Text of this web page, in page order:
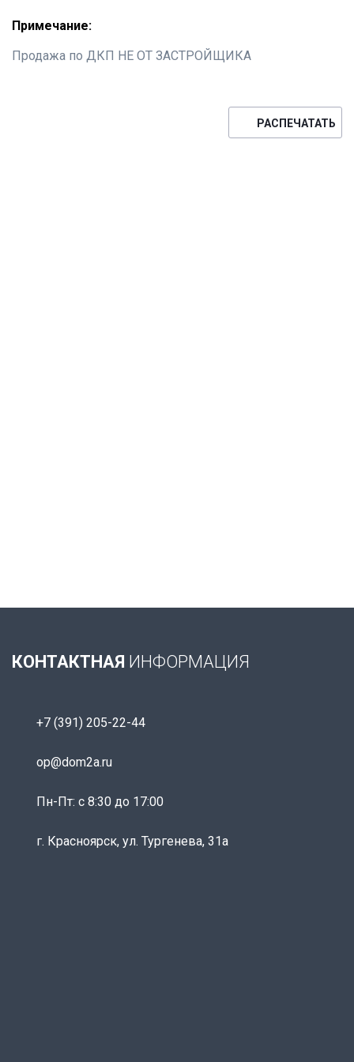
Примечание:
Продажа по ДКП НЕ ОТ ЗАСТРОЙЩИКА
РАСПЕЧАТАТЬ
КОНТАКТНАЯ ИНФОРМАЦИЯ
+7 (391) 205-22-44
op@dom2a.ru
Пн-Пт: c 8:30 до 17:00
г. Красноярск, ул. Тургенева, 31а